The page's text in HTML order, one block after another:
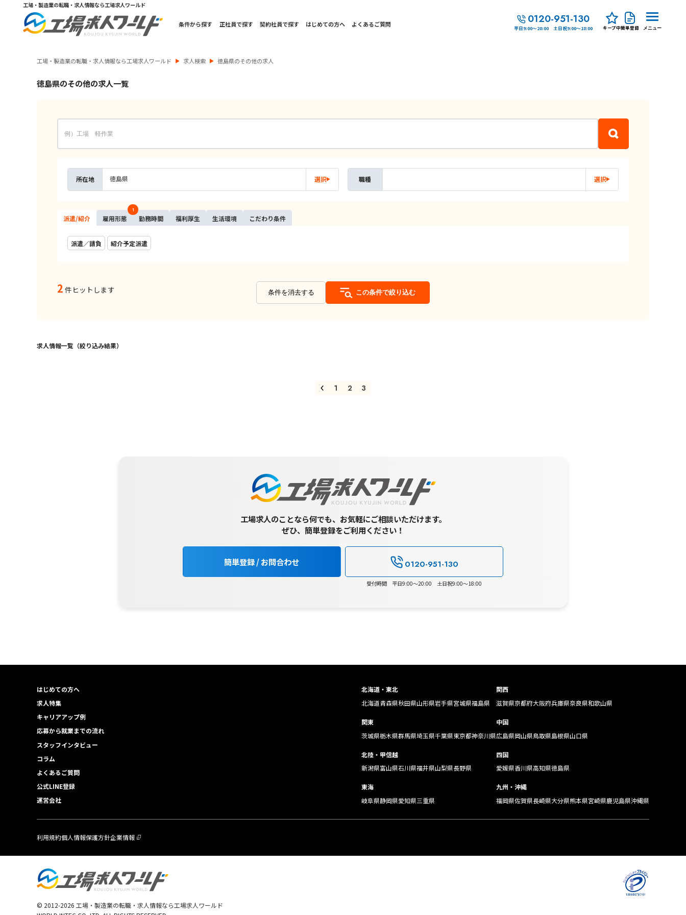
工場・製造業の転職・求人情報なら工場求人ワールド
条件から探す 正社員で探す 契約社員で探す はじめての方へ よくあるご質問 0120-951-130
平日9:00～20:00 土日祝9:00～18:00 キープ中簡単登録 メニュー
工場・製造業の転職・求人情報なら工場求人ワールド 求人検索 徳島県のその他の求人
徳島県のその他の求人一覧
所在地 徳島県 選択 職種 選択
派遣/紹介 雇用形態
1
勤務時間 福利厚生 生活環境 こだわり条件
派遣／請負 紹介予定派遣
2 件ヒットします 条件を消去する この条件で絞り込む
求人情報一覧（絞り込み結果）
1 2 3
工場求人のことなら何でも、お気軽にご相談いただけます。
ぜひ、簡単登録をご利用ください！
簡単登録 / お問合わせ 0120-951-130
受付時間 平日9:00～20:00 土日祝9:00～18:00
はじめての方へ
求人特集
キャリアアップ例
応募から就業までの流れ
スタッフインタビュー
コラム
よくあるご質問
公式LINE登録
運営会社
北海道・東北
北海道青森県秋田県山形県岩手県宮城県福島県
関東
茨城県栃木県群馬県埼玉県千葉県東京都神奈川県
北陸・甲信越
新潟県富山県石川県福井県山梨県長野県
東海
岐阜県静岡県愛知県三重県
関西
滋賀県京都府大阪府兵庫県奈良県和歌山県
中国
広島県岡山県鳥取県島根県山口県
四国
愛媛県香川県高知県徳島県
九州・沖縄
福岡県佐賀県長崎県大分県熊本県宮崎県鹿児島県沖縄県
利用規約個人情報保護方針企業情報
© 2012-2026 工場・製造業の転職・求人情報なら工場求人ワールド